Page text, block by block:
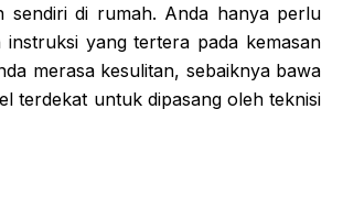
sendiri di rumah. Anda hanya perlu
instruksi yang tertera pada kemasan
merasa kesulitan, sebaiknya bawa
terdekat untuk dipasang oleh teknisi